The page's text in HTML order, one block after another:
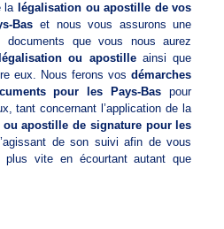
la légalisation ou apostille de vos
Bas et nous vous assurons une
documents que vous nous aurez
légalisation ou apostilleainsi que
eux. Nous ferons vosdémarches
pour les Pays-Bas pour
tant concernant l’application de la
apostille de signature pour les
de son suivi afin de vous
vite en écourtant autant que